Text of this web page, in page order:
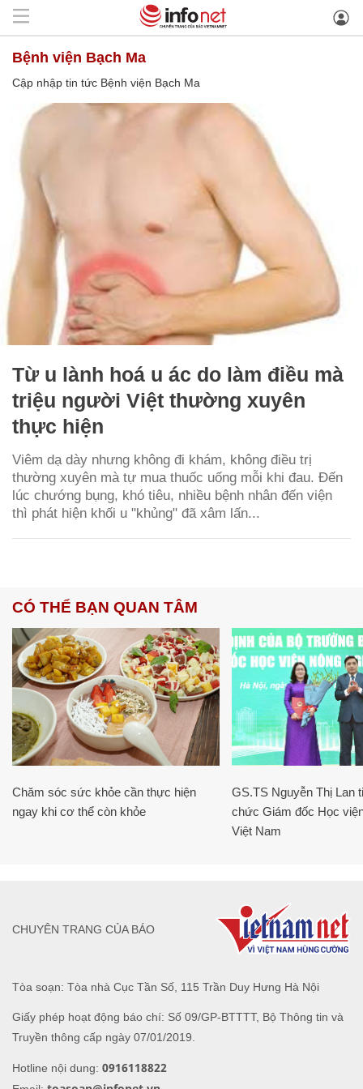
Bệnh viện Bạch Ma
Cập nhập tin tức Bệnh viện Bạch Ma
Từ u lành hoá u ác do làm điều mà
triệu người Việt thường xuyên
thực hiện
Viêm dạ dày nhưng không đi khám, không điều trị
thường xuyên mà tự mua thuốc uống mỗi khi đau. Đến
lúc chướng bụng, khó tiêu, nhiều bệnh nhân đến viện
thì phát hiện khối u "khủng" đã xâm lấn...
CÓ THỂ BẠN QUAN TÂM
Chăm sóc sức khỏe cần thực hiện
ngay khi cơ thể còn khỏe
GS.TS Nguyễn Thị Lan
chức Giám đốc Học
Việt Nam
Tòa soạn: Tòa nhà Cục Tần Số, 115 Trần Duy Hưng Hà Nội
Giấy phép hoạt động báo chí: Số 09/GP-BTTTT, Bộ Thông tin và
Truyền thông cấp ngày 07/01/2019.
Hotline nội dung: 0916118822
CHUYÊN TRANG CỦA BÁO